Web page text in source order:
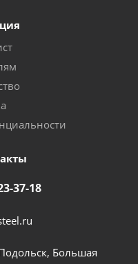
37-18
Большая